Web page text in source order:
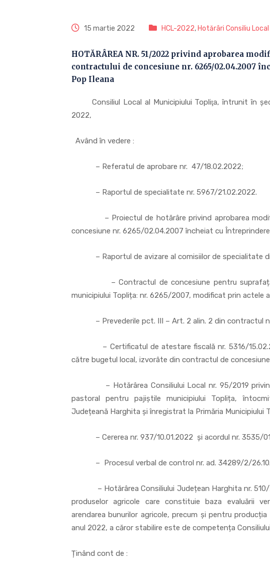
15 martie 2022 HCL-2022, Hotărâri Consiliu Local
HOTĂRÂREA NR. 51/2022 privind aprobarea
contractului de concesiune nr. 6265/02.04.2007
Pop Ileana
Consiliul Local al Municipiului Topliţa, întrunit în
2022,
Având în vedere :
– Referatul de aprobare nr. 47/18.02.2022;
– Raportul de specialitate nr. 5967/21.02.2022.
– Proiectul de hotărâre privind aprobarea
concesiune nr. 6265/02.04.2007 încheiat cu
– Raportul de avizare al comisiilor de specialitate
– Contractul de concesiune pentru suprafața
municipiului Toplița: nr. 6265/2007, modificat prin actele
– Prevederile pct. III – Art. 2 alin. 2 din contractul
– Certificatul de atestare fiscală nr. 5316/
către bugetul local, izvorâte din contractul de
– Hotărârea Consiliului Local nr. 95/2019 privind
pastoral pentru pajiștile municipiului Toplița,
Județeană Harghita și înregistrat la Primăria Municipiului
– Cererea nr. 937/10.01.2022 și acordul nr. 3535/
– Procesul verbal de control nr. ad. 34289/2/
– Hotărârea Consiliului Județean Harghita nr. 510/
produselor agricole care constituie baza evaluării
arendarea bunurilor agricole, precum și pentru
anul 2022, a căror stabilire este de competența
Ținând cont de :